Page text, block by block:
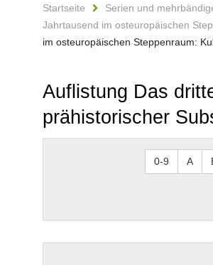
Startseite Serien und
Jahrtausend im osteuropäischen
im osteuropäischen Steppenraum:
Auflistung Das
prähistorischer
0-9 A